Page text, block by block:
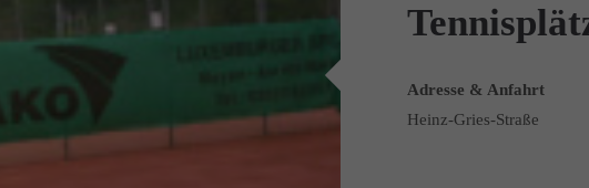
Adresse & Anfahrt
Heinz-Gries-Straße